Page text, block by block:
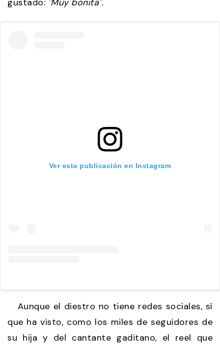
Ver esta publicación en Instagram
Aunque el diestro no tiene redes sociales, sí
que ha visto, como los miles de seguidores de
su hija y del cantante gaditano, el reel que